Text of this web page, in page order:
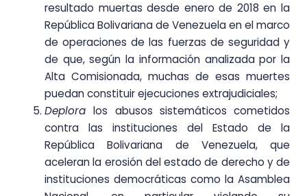
resultado muertas desde enero de 2018 en la
República Bolivariana de Venezuela en el marco
de operaciones de las fuerzas de seguridad y
de que, según la información analizada por la
Alta Comisionada, muchas de esas muertes
puedan constituir ejecuciones extrajudiciales;
Deploralos abusos sistemáticos cometidos
contra las instituciones del Estado de la
República Bolivariana de Venezuela, que
aceleran la erosión del estado de derecho y de
instituciones democráticas como la Asamblea